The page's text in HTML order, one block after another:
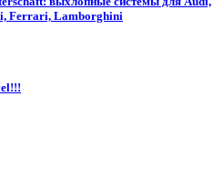
Ferrari, Lamborghini